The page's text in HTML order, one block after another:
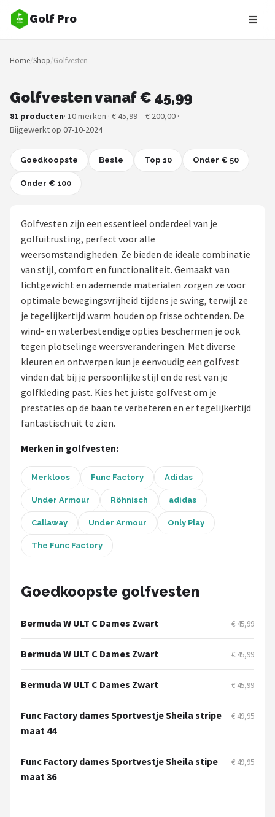
Golf Pro
Zoeken
NAVIGATIE
Merken
Blog
Golfers
Golfsets
Drivers
Putters
Golfschoenen
Shop
POPULAIRE MERKEN
Func Factory
Livano
Nivard
Bovista
Skymax
Alle merken →
Home/Shop/Golfvesten
Golfvesten vanaf € 45,99
81 producten· 10 merken · € 45,99 – € 200,00 ·
Bijgewerkt op 07-10-2024
Goedkoopste Beste Top 10 Onder € 50
Onder € 100
Golfvesten zijn een essentieel onderdeel van je
golfuitrusting, perfect voor alle
weersomstandigheden. Ze bieden de ideale combinatie
van stijl, comfort en functionaliteit. Gemaakt van
lichtgewicht en ademende materialen zorgen ze voor
optimale bewegingsvrijheid tijdens je swing, terwijl ze
je tegelijkertijd warm houden op frisse ochtenden. De
wind- en waterbestendige opties beschermen je ook
tegen plotselinge weersveranderingen. Met diverse
kleuren en ontwerpen kun je eenvoudig een golfvest
vinden dat bij je persoonlijke stijl en de rest van je
golfkleding past. Kies het juiste golfvest om je
prestaties op de baan te verbeteren en er tegelijkertijd
fantastisch uit te zien.
Merken in golfvesten:
Merkloos Func Factory Adidas
Under Armour Röhnisch adidas
Callaway Under Armour Only Play
The Func Factory
Goedkoopste golfvesten
Bermuda W ULT C Dames Zwart € 45,99
Bermuda W ULT C Dames Zwart € 45,99
Bermuda W ULT C Dames Zwart € 45,99
Func Factory dames Sportvestje Sheila stripe
maat 44
€ 49,95
Func Factory dames Sportvestje Sheila stipe
maat 36
€ 49,95